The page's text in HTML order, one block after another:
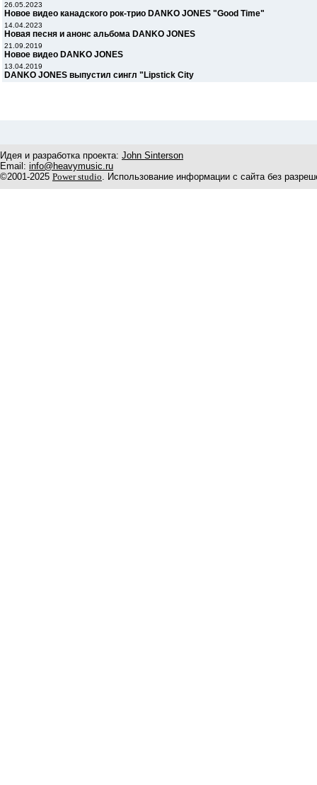
26.05.2023
Новое видео канадского рок-трио DANKO JONES "Good Time"
14.04.2023
Новая песня и анонс альбома DANKO JONES
21.09.2019
Новое видео DANKO JONES
13.04.2019
DANKO JONES выпустил сингл "Lipstick City
Идея и разработка проекта: John Sinterson
Email: info@heavymusic.ru
©2001-2025 Power studio. Использование информации с сайта без